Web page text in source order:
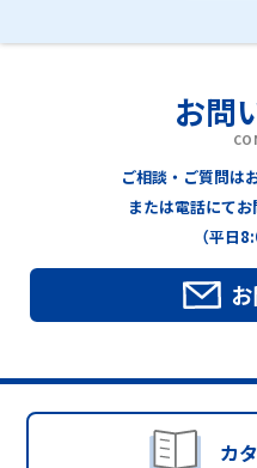
お問
ご相談・ご質問は
または電話にてお
（平日
カ